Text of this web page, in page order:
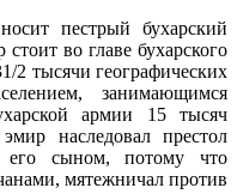
пестрый бухарский
во главе бухарского
2 тысячи географических
занимающимся
армии 15 тысяч
наследовал престол
его сыном, потому что
мятежничал против